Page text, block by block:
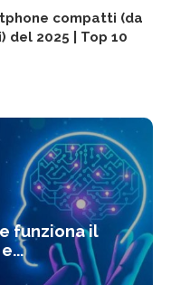
compatti (da
del 2025 | Top 10
funziona il